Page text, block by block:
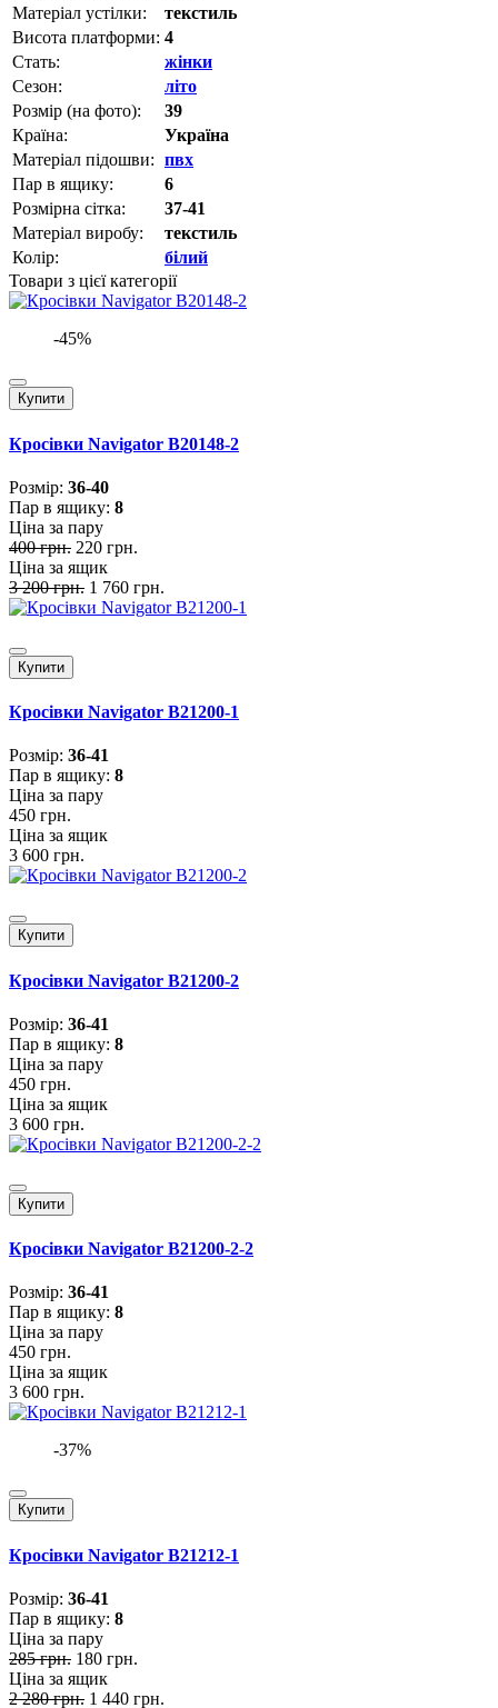
Матеріал устілки:
текстиль
Висота платформи: 4
Стать:
жінки
Сезон:
літо
Розмір (на фото):
39
Країна:
Україна
Матеріал підошви: пвх
Пар в ящику:
6
Розмірна сітка:
37-41
Матеріал виробу:
текстиль
Колір:
білий
Товари з цієї категорії
-45%
Купити
Кросівки Navigator B20148-2
Розмiр: 36-40
Пар в ящику: 8
Ціна за пару
400 грн. 220 грн.
Ціна за ящик
3 200 грн. 1 760 грн.
Купити
Кросівки Navigator B21200-1
Розмiр: 36-41
Пар в ящику: 8
Ціна за пару
450 грн.
Ціна за ящик
3 600 грн.
Купити
Кросівки Navigator B21200-2
Розмiр: 36-41
Пар в ящику: 8
Ціна за пару
450 грн.
Ціна за ящик
3 600 грн.
Купити
Кросівки Navigator B21200-2-2
Розмiр: 36-41
Пар в ящику: 8
Ціна за пару
450 грн.
Ціна за ящик
3 600 грн.
-37%
Купити
Кросівки Navigator B21212-1
Розмiр: 36-41
Пар в ящику: 8
Ціна за пару
285 грн. 180 грн.
Ціна за ящик
2 280 грн. 1 440 грн.